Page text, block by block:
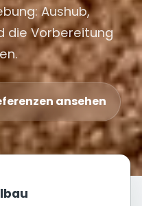
Aushub,
die Vorbereitung
ansehen